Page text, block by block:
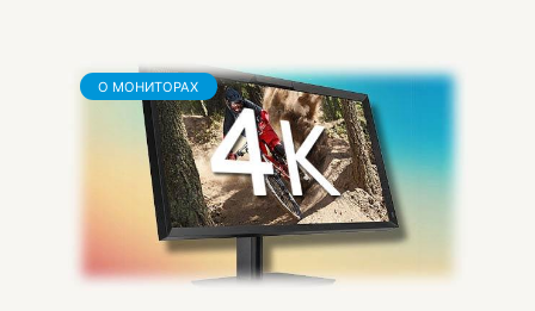
О МОНИТОРАХ